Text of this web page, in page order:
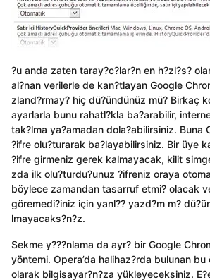
?u anda zaten taray?c?lar?n en h?zl?s?
al?nan verilerle de kan?tlayan Google
zland?rmay? hiç dü?ündünüz mü? Birkaç
ayarlarla bunu rahatl?kla ba?arabilir,
tak?lma ya?amadan dola?abilirsiniz. Buna
?ifre olu?turarak ba?layabilirsiniz. Bir üye
?ifre girmeniz gerek kalmayacak, kilit
zda ilk olu?turdu?unuz ?ifreniz oraya
böylece zamandan tasarruf etmi? olacak
göremedi?iniz için yanl?? yazd?m m?
lmayacaks?n?z.
Sekme y???nlama da ayr? bir Google
yöntemi. Opera’da halihaz?rda bulunan
olarak bilgisayar?n?za yükleyeceksiniz.